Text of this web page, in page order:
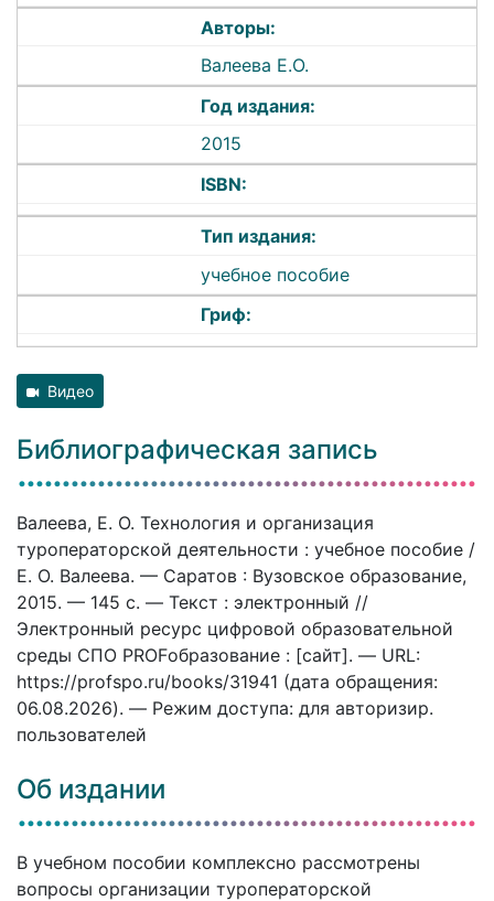
Авторы:
Валеева Е.О.
Год издания:
2015
ISBN:
Тип издания:
учебное пособие
Гриф:
Видео
Библиографическая запись
Валеева, Е. О. Технология и организация
туроператорской деятельности : учебное пособие /
Е. О. Валеева. — Саратов : Вузовское образование,
2015. — 145 c. — Текст : электронный //
Электронный ресурс цифровой образовательной
среды СПО PROFобразование : [сайт]. — URL:
https://profspo.ru/books/31941 (дата обращения:
06.08.2026). — Режим доступа: для авторизир.
пользователей
Об издании
В учебном пособии комплексно рассмотрены
вопросы организации туроператорской